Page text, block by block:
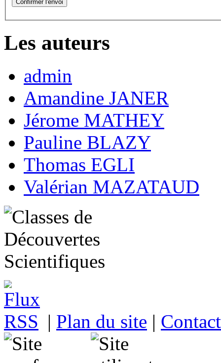
Les auteurs
admin
Amandine JANER
Jérome MATHEY
Pauline BLAZY
Thomas EGLI
Valérian MAZATAUD
| Plan du site |